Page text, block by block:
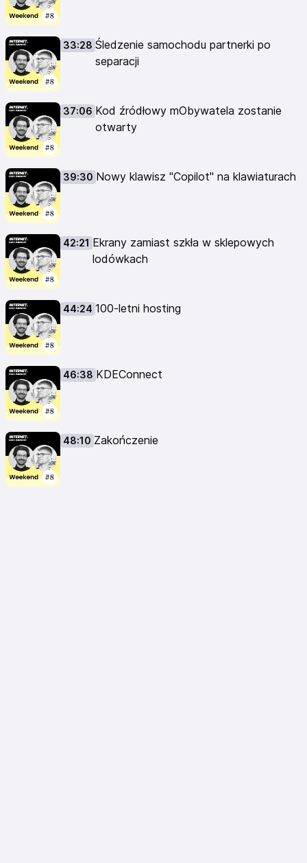
33:28 Śledzenie samochodu partnerki po
separacji
37:06 Kod źródłowy mObywatela zostanie
otwarty
39:30 Nowy klawisz "Copilot" na klawiaturach
42:21 Ekrany zamiast szkła w sklepowych
lodówkach
44:24 100-letni hosting
46:38 KDEConnect
48:10 Zakończenie